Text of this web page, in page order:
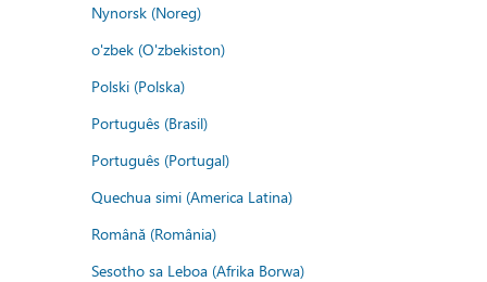
Nynorsk (Noreg)
o'zbek (O'zbekiston)
Polski (Polska)
Português (Brasil)
Português (Portugal)
Quechua simi (America Latina)
Română (România)
Sesotho sa Leboa (Afrika Borwa)